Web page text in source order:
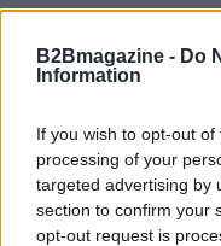
B2Bmagazine - Do
Information
If you wish to opt-out
processing of your
targeted advertising by
section to confirm your
opt-out request is
visione audace per
ancora numerosi
sfruttare l’energia
center nello spazio
nuova era per